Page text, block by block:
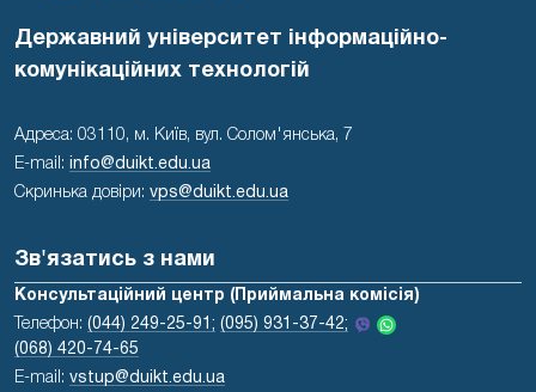
Державний університет інформаційно-
комунікаційних технологій
Адреса: 03110, м. Київ, вул. Солом'янська, 7
E-mail:
info@duikt.edu.ua
Скринька довіри: vps@duikt.edu.ua
Зв'язатись з нами
Консультаційний центр (Приймальна комісія)
Телефон: (044) 249-25-91; (095) 931-37-42;
(068) 420-74-65
E-mail: vstup@duikt.edu.ua